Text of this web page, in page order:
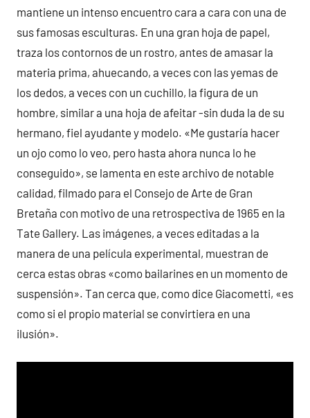
mantiene un intenso encuentro cara a cara con una de
sus famosas esculturas. En una gran hoja de papel,
traza los contornos de un rostro, antes de amasar la
materia prima, ahuecando, a veces con las yemas de
los dedos, a veces con un cuchillo, la figura de un
hombre, similar a una hoja de afeitar -sin duda la de su
hermano, fiel ayudante y modelo. «Me gustaría hacer
un ojo como lo veo, pero hasta ahora nunca lo he
conseguido», se lamenta en este archivo de notable
calidad, filmado para el Consejo de Arte de Gran
Bretaña con motivo de una retrospectiva de 1965 en la
Tate Gallery. Las imágenes, a veces editadas a la
manera de una película experimental, muestran de
cerca estas obras «como bailarines en un momento de
suspensión». Tan cerca que, como dice Giacometti, «es
como si el propio material se convirtiera en una
ilusión».